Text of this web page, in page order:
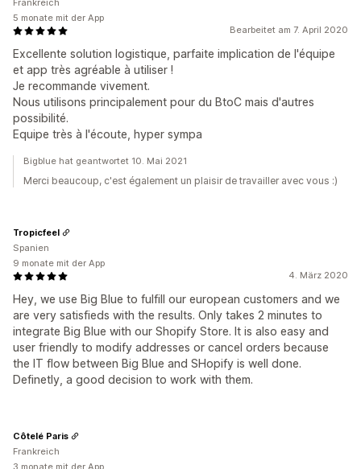
Bearbeitet am 7. April 2020
Excellente solution logistique, parfaite implication de l'équipe
et app très agréable à utiliser !
Je recommande vivement.
Nous utilisons principalement pour du BtoC mais d'autres
possibilité.
Equipe très à l'écoute, hyper sympa
Frankreich
5 monate mit der App
Bigblue hat geantwortet 10. Mai 2021
Merci beaucoup, c'est également un plaisir de travailler avec vous :)
4. März 2020
Hey, we use Big Blue to fulfill our european customers and we
are very satisfieds with the results. Only takes 2 minutes to
integrate Big Blue with our Shopify Store. It is also easy and
user friendly to modify addresses or cancel orders because
the IT flow between Big Blue and SHopify is well done.
Definetly, a good decision to work with them.
Tropicfeel
Spanien
9 monate mit der App
Côtelé Paris
Frankreich
3 monate mit der App